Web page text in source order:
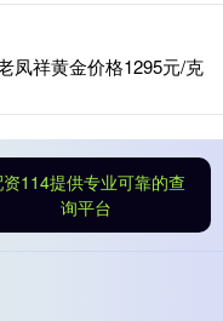
凤祥黄金价格1295元/克
114提供专业可靠的查
询平台